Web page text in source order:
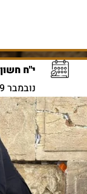
י"ח
נובמבר 9, 2025